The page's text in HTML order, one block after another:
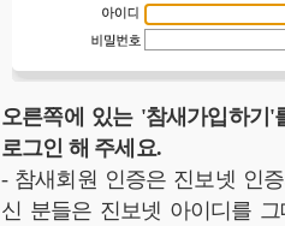
오른쪽에 있는 '참새가입하기
로그인 해 주세요.
- 참새회원 인증은 진보넷 인
신 분들은 진보넷 아이디를